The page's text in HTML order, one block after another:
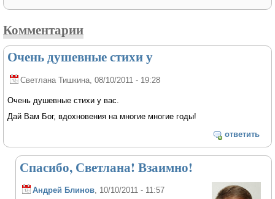
Комментарии
Очень душевные стихи у
Светлана Тишкина , 08/10/2011 - 19:28
Очень душевные стихи у вас.
Дай Вам Бог, вдохновения на многие многие годы!
ответить
Спасибо, Светлана! Взаимно!
Андрей Блинов, 10/10/2011 - 11:57